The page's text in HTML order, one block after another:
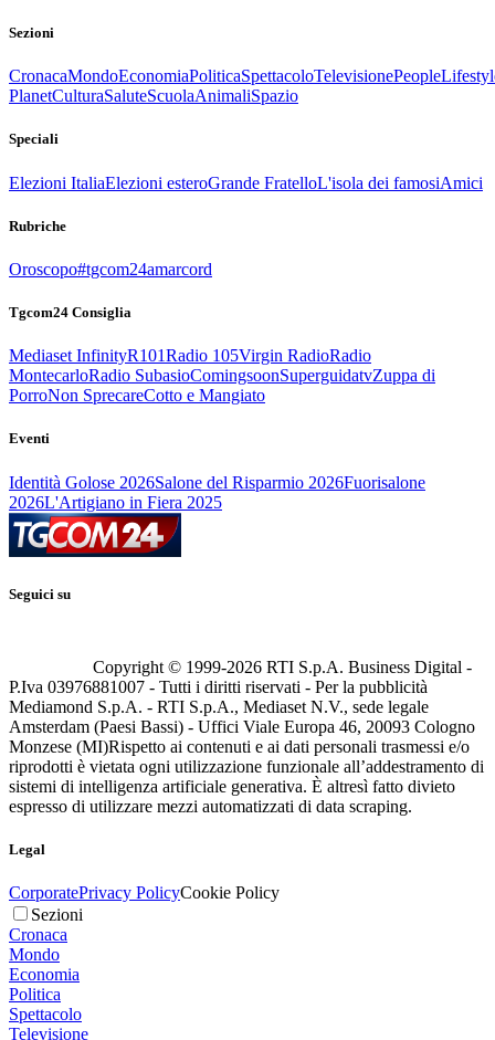
Sezioni
CronacaMondoEconomiaPoliticaSpettacoloTelevisionePeople
PlanetCulturaSaluteScuolaAnimaliSpazio
Speciali
Elezioni ItaliaElezioni esteroGrande FratelloL'isola dei famosiAmici
Rubriche
Oroscopo#tgcom24amarcord
Tgcom24 Consiglia
Mediaset InfinityR101Radio 105Virgin RadioRadio
MontecarloRadio SubasioComingsoonSuperguidatvZuppa di
PorroNon SprecareCotto e Mangiato
Eventi
Identità Golose 2026Salone del Risparmio 2026Fuorisalone
2026L'Artigiano in Fiera 2025
Seguici su
Copyright © 1999-2026 RTI S.p.A. Business Digital -
P.Iva 03976881007 - Tutti i diritti riservati - Per la pubblicità
Mediamond S.p.A. - RTI S.p.A., Mediaset N.V., sede legale
Amsterdam (Paesi Bassi) - Uffici Viale Europa 46, 20093 Cologno
Monzese (MI)Rispetto ai contenuti e ai dati personali trasmessi e/o
riprodotti è vietata ogni utilizzazione funzionale all’addestramento di
sistemi di intelligenza artificiale generativa. È altresì fatto divieto
espresso di utilizzare mezzi automatizzati di data scraping.
Legal
CorporatePrivacy PolicyCookie Policy
Sezioni
Cronaca
Mondo
Economia
Politica
Spettacolo
Televisione